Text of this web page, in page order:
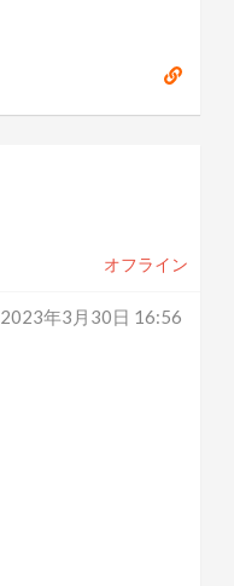
オフライン
2023年3月30日 16:56